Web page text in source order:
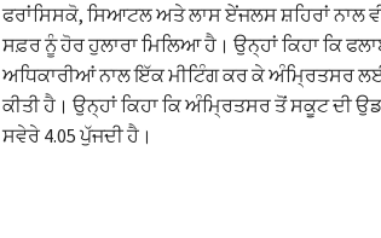
ਫਰਾਂਸਿਸਕੋ, ਸਿਆਟਲ ਅਤੇ ਲਾਸ ਏਂਜਲਸ ਸ਼ਹਿਰਾਂ ਨਾਲ
ਸਫ਼ਰ ਨੂੰ ਹੋਰ ਹੁਲਾਰਾ ਮਿਲਿਆ ਹੈ। ਉਨ੍ਹਾਂ ਕਿਹਾ ਕਿ
ਅਧਿਕਾਰੀਆਂ ਨਾਲ ਇੱਕ ਮੀਟਿੰਗ ਕਰ ਕੇ ਅੰਮ੍ਰਿਤਸਰ
ਕੀਤੀ ਹੈ। ਉਨ੍ਹਾਂ ਕਿਹਾ ਕਿ ਅੰਮ੍ਰਿਤਸਰ ਤੋਂ ਸਕੂਟ ਦੀ
ਸਵੇਰੇ 4.05 ਪੁੱਜਦੀ ਹੈ।